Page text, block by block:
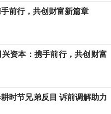
前行，共创财富新篇章
资本：携手前行，共创财富
时节兄弟反目 诉前调解助力